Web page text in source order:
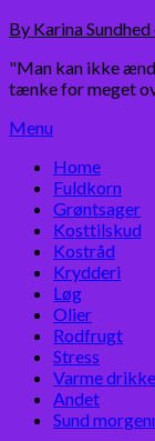
Skip
content
By Karina
"Man kan ikke
tænke for meget
Menu
Home
Fuldkorn
Grøntsager
Kosttilskud
Kostråd
Krydderi
Løg
Olier
Rodfrugt
Stress
Varme drikke
Andet
Sund